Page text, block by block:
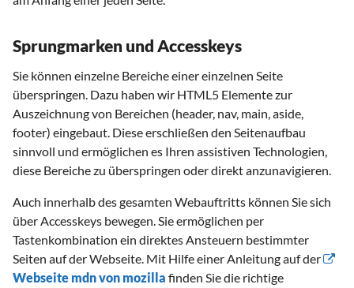
Sprungmarken und Accesskeys
Sie können einzelne Bereiche einer einzelnen Seite
überspringen. Dazu haben wir HTML5 Elemente zur
Auszeichnung von Bereichen (header, nav, main, aside,
footer) eingebaut. Diese erschließen den Seitenaufbau
sinnvoll und ermöglichen es Ihren assistiven Technologien,
diese Bereiche zu überspringen oder direkt anzunavigieren.
Auch innerhalb des gesamten Webauftritts können Sie sich
über Accesskeys bewegen. Sie ermöglichen per
Tastenkombination ein direktes Ansteuern bestimmter
Seiten auf der Webseite. Mit Hilfe einer Anleitung auf der
Webseite mdn von mozilla finden Sie die richtige